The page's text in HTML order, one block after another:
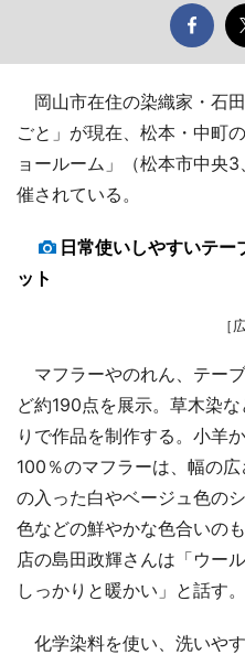
岡山市在住の染織家・石
ごと」が現在、松本・中町
ョールーム」（松本市中央3
催されている。
日常使いしやすいテー
ット
［
マフラーやのれん、テー
ど約190点を展示。草木染
りで作品を制作する。小羊
100％のマフラーは、幅の
の入った白やベージュ色の
色などの鮮やかな色合いの
店の島田政輝さんは「ウー
しっかりと暖かい」と話す。
化学染料を使い、洗いや